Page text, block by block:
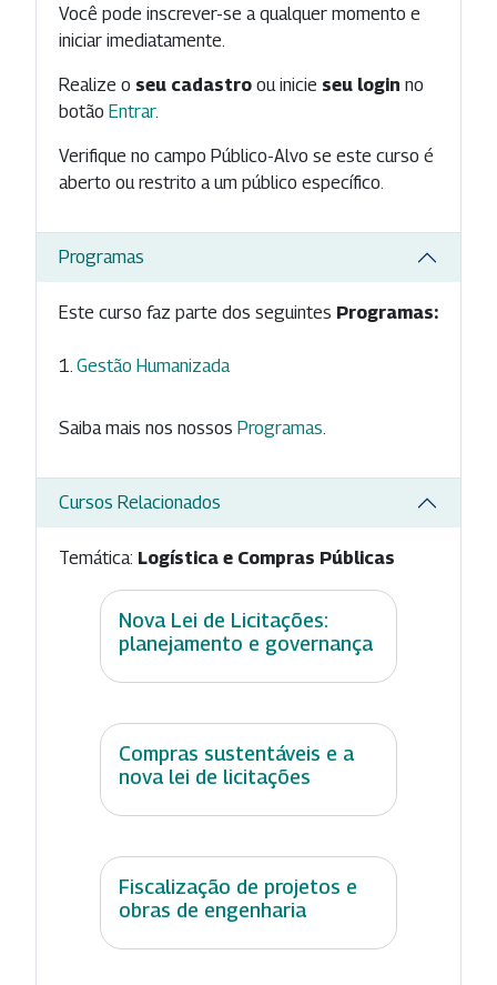
Você pode inscrever-se a qualquer momento e
iniciar imediatamente.
Realize o seu cadastro ou inicie seu login no
botão Entrar.
Verifique no campo Público-Alvo se este curso é
aberto ou restrito a um público específico.
Programas
Este curso faz parte dos seguintes Programas:
Gestão Humanizada
Saiba mais nos nossos Programas
Cursos Relacionados
Temática: Logística e Compras Públicas
Nova Lei de Licitações:
planejamento e governança
Compras sustentáveis e a
nova lei de licitações
Fiscalização de projetos e
obras de engenharia